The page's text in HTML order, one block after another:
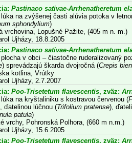
Pastinaco sativae-Arrhenatheretum
lúka na zvýšenej časti alúvia potoka v
sphondylium)
vrchovina, Lopušné Pažite, (405 m n. m.)
Ujházy, 18.8.2005
Pastinaco sativae-Arrhenatheretum
plocha v obci – čiastočne ruderalizovaný
) sprevádzajú škarda dvojročná (Crepis
kotlina, Vrútky
Ujházy, 2.7.2007
Poo-Trisetetum flavescentis, zväz:
lúka na kryštaliniku s kostravou červenou (
ďatelinou lúčnou (Trifolium pratense),
patula)
vrchy, Pohronská Polhora, (660 m n.m.)
Ujházy, 15.6.2005
Poo-Trisetetum flavescentis, zväz: